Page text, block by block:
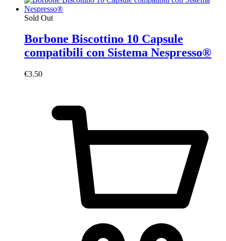
Sold Out
Borbone Biscottino 10 Capsule
compatibili con Sistema Nespresso®
€3.50